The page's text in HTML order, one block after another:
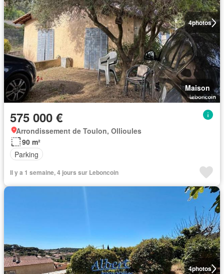
4photos
Maison
575 000 €
Arrondissement de Toulon, Ollioules
90 m²
Parking
Il y a 1 semaine, 4 jours sur Leboncoin
4photos